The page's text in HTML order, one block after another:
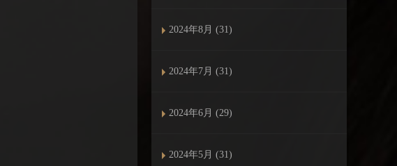
2024年8月 (31)
2024年7月 (31)
2024年6月 (29)
2024年5月 (31)